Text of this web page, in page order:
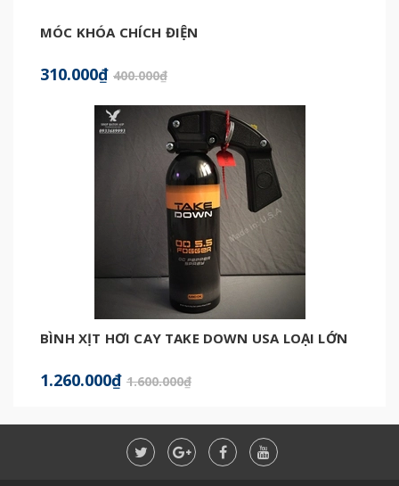
MÓC KHÓA CHÍCH ĐIỆN
310.000₫ 400.000₫
BÌNH XỊT HƠI CAY TAKE DOWN USA LOẠI LỚN
1.260.000₫ 1.600.000₫